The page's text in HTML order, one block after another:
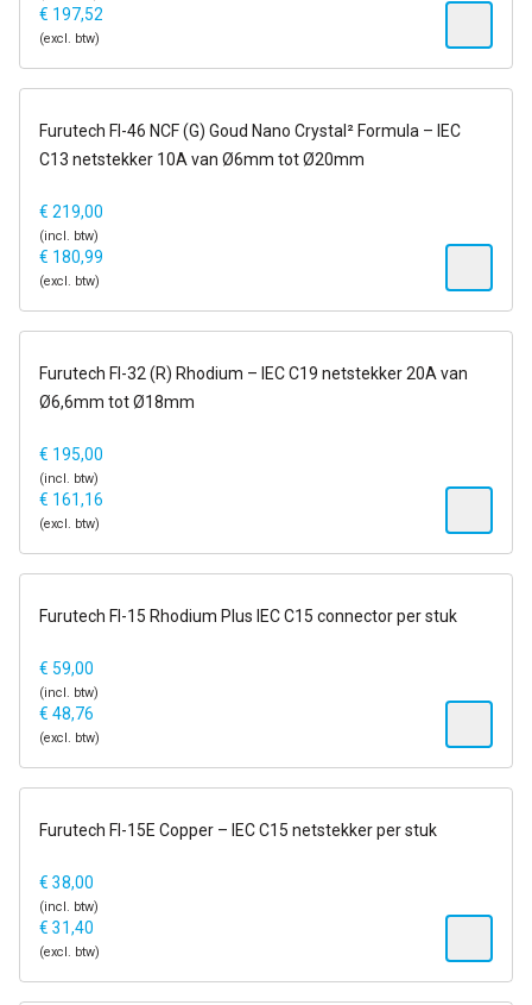
€ 197,52
(excl. btw)
op voorraad
Furutech FI-46 NCF (G) Goud Nano Crystal² Formula – IEC
C13 netstekker 10A van Ø6mm tot Ø20mm
€ 219,00
(incl. btw)
€ 180,99
(excl. btw)
op voorraad
Furutech FI-32 (R) Rhodium – IEC C19 netstekker 20A van
Ø6,6mm tot Ø18mm
€ 195,00
(incl. btw)
€ 161,16
(excl. btw)
op voorraad
Furutech FI-15 Rhodium Plus IEC C15 connector per stuk
€ 59,00
(incl. btw)
€ 48,76
(excl. btw)
op voorraad
Furutech FI-15E Copper – IEC C15 netstekker per stuk
€ 38,00
(incl. btw)
€ 31,40
(excl. btw)